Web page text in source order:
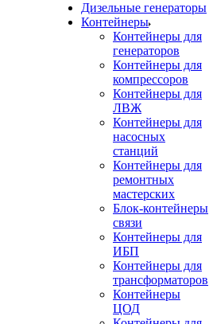
Дизельные генераторы
Контейнеры
Контейнеры для
генераторов
Контейнеры для
компрессоров
Контейнеры для
ЛВЖ
Контейнеры для
насосных
станций
Контейнеры для
ремонтных
мастерских
Блок-контейнеры
связи
Контейнеры для
ИБП
Контейнеры для
трансформаторов
Контейнеры
ЦОД